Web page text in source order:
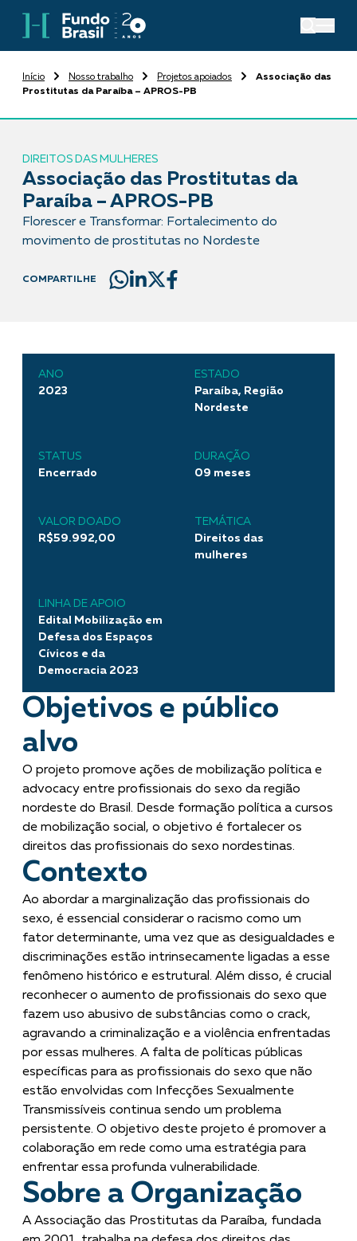
Início Nosso trabalho Projetos apoiados
Associação das
Prostitutas da Paraíba – APROS-PB
DIREITOS DAS MULHERES
Associação das Prostitutas da
Paraíba – APROS-PB
Florescer e Transformar: Fortalecimento do
movimento de prostitutas no Nordeste
COMPARTILHE
ANO
2023
ESTADO
Paraíba, Região
Nordeste
STATUS
Encerrado
DURAÇÃO
09 meses
VALOR DOADO
R$59.992,00
TEMÁTICA
Direitos das
mulheres
LINHA DE APOIO
Edital Mobilização em
Defesa dos Espaços
Cívicos e da
Democracia 2023
Objetivos e público
alvo
O projeto promove ações de mobilização política e
advocacy entre profissionais do sexo da região
nordeste do Brasil. Desde formação política a cursos
de mobilização social, o objetivo é fortalecer os
direitos das profissionais do sexo nordestinas.
Contexto
Ao abordar a marginalização das profissionais do
sexo, é essencial considerar o racismo como um
fator determinante, uma vez que as desigualdades e
discriminações estão intrinsecamente ligadas a esse
fenômeno histórico e estrutural. Além disso, é crucial
reconhecer o aumento de profissionais do sexo que
fazem uso abusivo de substâncias como o crack,
agravando a criminalização e a violência enfrentadas
por essas mulheres. A falta de políticas públicas
específicas para as profissionais do sexo que não
estão envolvidas com Infecções Sexualmente
Transmissíveis continua sendo um problema
persistente. O objetivo deste projeto é promover a
colaboração em rede como uma estratégia para
enfrentar essa profunda vulnerabilidade.
Sobre a Organização
A Associação das Prostitutas da Paraíba, fundada